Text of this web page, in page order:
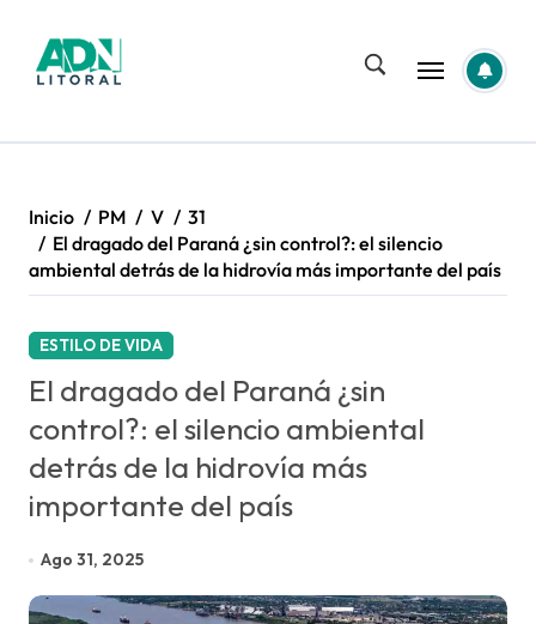
contenido
Inicio PM V
31
El dragado del Paraná ¿sin control?: el silencio
ambiental detrás de la hidrovía más importante del país
ESTILO DE VIDA
El dragado del Paraná ¿sin
control?: el silencio ambiental
detrás de la hidrovía más
importante del país
Ago 31, 2025